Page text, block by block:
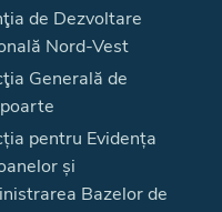
de Dezvoltare
Nord-Vest
Generală de
pentru Evidența
și
Bazelor de